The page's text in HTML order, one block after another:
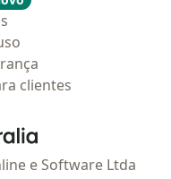
clientes
- Homepage
e Software Ltda